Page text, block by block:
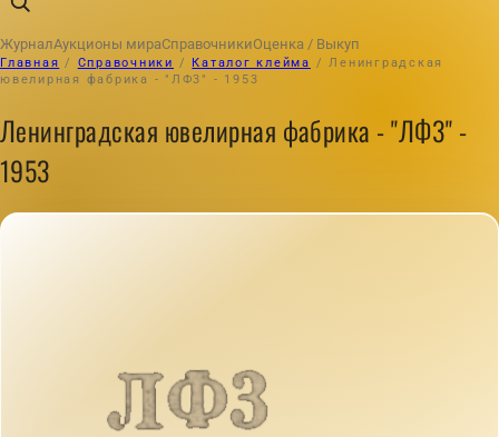
ЖурналАукционы мираСправочникиОценка / Выкуп
Главная / Справочники / Каталог клейма / Ленинградская
ювелирная фабрика - "ЛФ3" - 1953
Ленинградская ювелирная фабрика - "ЛФ3" -
1953